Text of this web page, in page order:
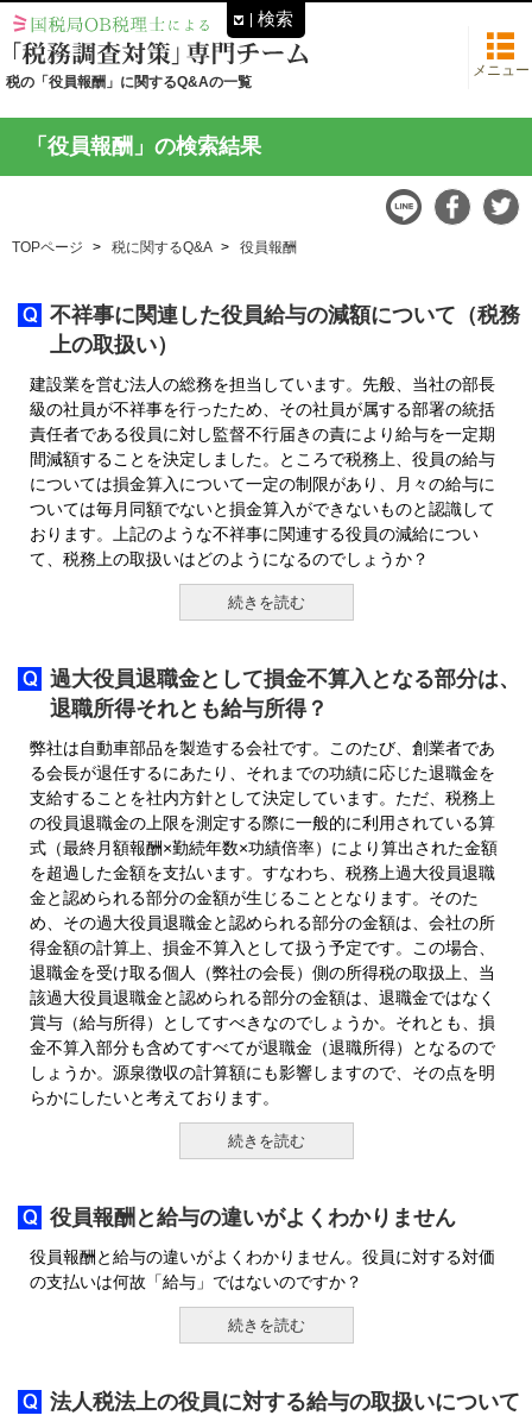
税の「役員報酬」に関するQ&Aの一覧
メニュー
「役員報酬」の検索結果
TOPページ 税に関するQ&A 役員報酬
不祥事に関連した役員給与の減額について（税務
上の取扱い）
建設業を営む法人の総務を担当しています。先般、当社の部長
級の社員が不祥事を行ったため、その社員が属する部署の統括
責任者である役員に対し監督不行届きの責により給与を一定期
間減額することを決定しました。ところで税務上、役員の給与
については損金算入について一定の制限があり、月々の給与に
ついては毎月同額でないと損金算入ができないものと認識して
おります。上記のような不祥事に関連する役員の減給につい
て、税務上の取扱いはどのようになるのでしょうか？
続きを読む
過大役員退職金として損金不算入となる部分は、
退職所得それとも給与所得？
弊社は自動車部品を製造する会社です。このたび、創業者であ
る会長が退任するにあたり、それまでの功績に応じた退職金を
支給することを社内方針として決定しています。ただ、税務上
の役員退職金の上限を測定する際に一般的に利用されている算
式（最終月額報酬×勤続年数×功績倍率）により算出された金額
を超過した金額を支払います。すなわち、税務上過大役員退職
金と認められる部分の金額が生じることとなります。そのた
め、その過大役員退職金と認められる部分の金額は、会社の所
得金額の計算上、損金不算入として扱う予定です。この場合、
退職金を受け取る個人（弊社の会長）側の所得税の取扱上、当
該過大役員退職金と認められる部分の金額は、退職金ではなく
賞与（給与所得）としてすべきなのでしょうか。それとも、損
金不算入部分も含めてすべてが退職金（退職所得）となるので
しょうか。源泉徴収の計算額にも影響しますので、その点を明
らかにしたいと考えております。
続きを読む
役員報酬と給与の違いがよくわかりません
役員報酬と給与の違いがよくわかりません。役員に対する対価
の支払いは何故「給与」ではないのですか？
続きを読む
法人税法上の役員に対する給与の取扱いについて
検索